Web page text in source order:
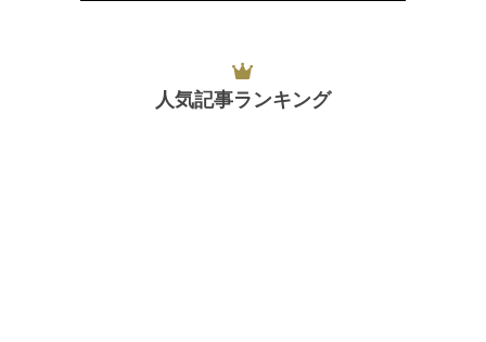
人気記事ランキング